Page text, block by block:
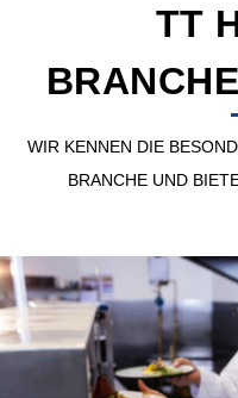
TT
WIR KENNEN DIE
BRANCHE UND